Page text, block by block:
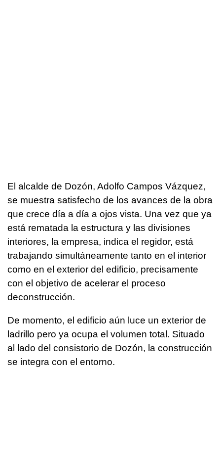
El alcalde de Dozón, Adolfo Campos Vázquez,
se muestra satisfecho de los avances de la obra
que crece día a día a ojos vista. Una vez que ya
está rematada la estructura y las divisiones
interiores, la empresa, indica el regidor, está
trabajando simultáneamente tanto en el interior
como en el exterior del edificio, precisamente
con el objetivo de acelerar el proceso
deconstrucción.
De momento, el edificio aún luce un exterior de
ladrillo pero ya ocupa el volumen total. Situado
al lado del consistorio de Dozón, la construcción
se integra con el entorno.